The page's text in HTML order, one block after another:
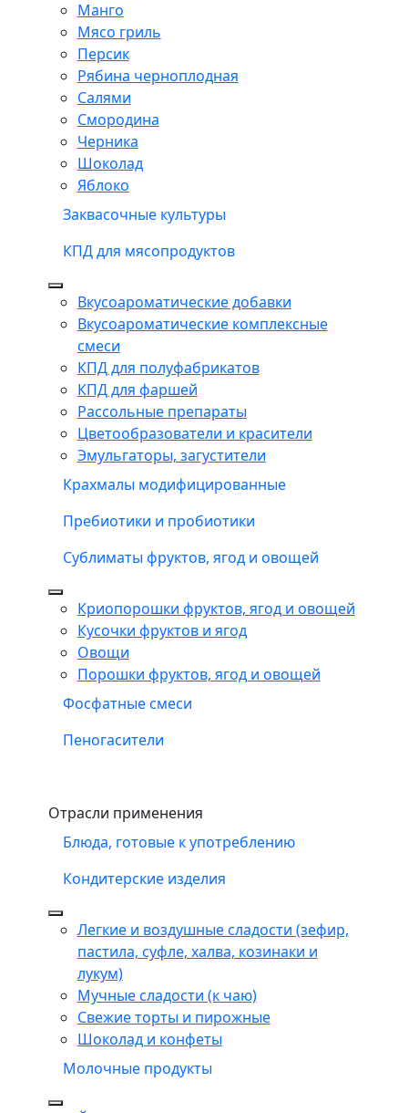
Манго
Мясо гриль
Персик
Рябина черноплодная
Салями
Смородина
Черника
Шоколад
Яблоко
Заквасочные культуры
КПД для мясопродуктов
Вкусоароматические добавки
Вкусоароматические комплексные
смеси
КПД для полуфабрикатов
КПД для фаршей
Рассольные препараты
Цветообразователи и красители
Эмульгаторы, загустители
Крахмалы модифицированные
Пребиотики и пробиотики
Сублиматы фруктов, ягод и овощей
Криопорошки фруктов, ягод и овощей
Кусочки фруктов и ягод
Овощи
Порошки фруктов, ягод и овощей
Фосфатные смеси
Пеногасители
Отрасли применения
Блюда, готовые к употреблению
Кондитерские изделия
Легкие и воздушные сладости (зефир,
пастила, суфле, халва, козинаки и
лукум)
Мучные сладости (к чаю)
Свежие торты и пирожные
Шоколад и конфеты
Молочные продукты